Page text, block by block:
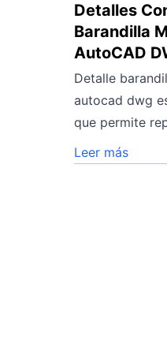
Detalles
Barandilla
AutoCAD
Detalle
autocad dwg
que permite
Leer más